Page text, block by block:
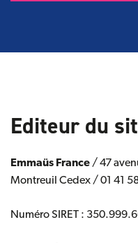
Editeur du
Emmaüs France/ 47
Montreuil Cedex / 01 41
Numéro SIRET :